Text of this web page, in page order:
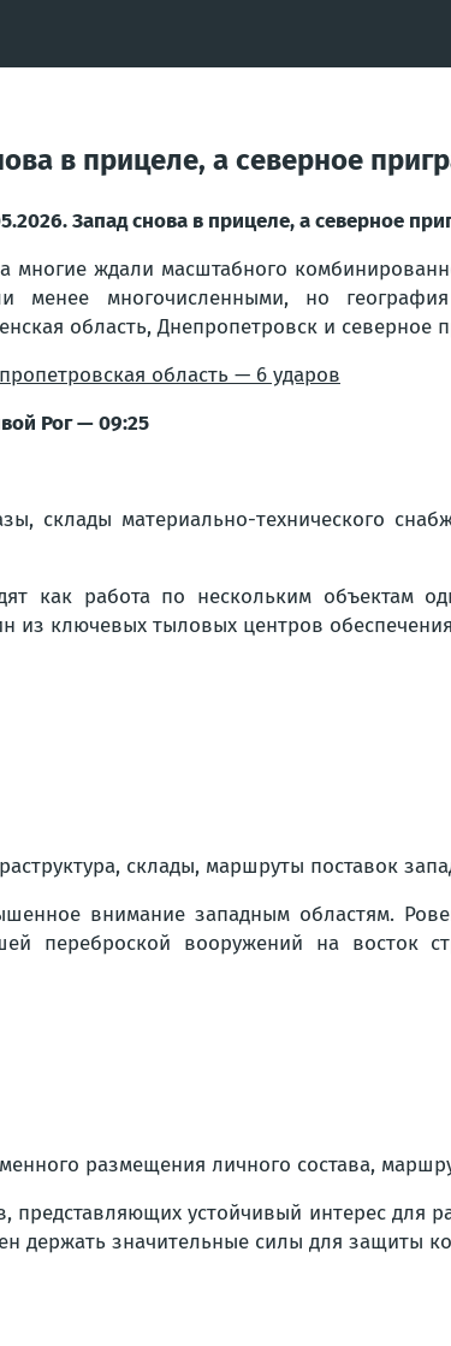
в прицеле, а северное
Запад снова в прицеле, а северное
многие ждали масштабного
менее многочисленными, но
область, Днепропетровск и северное
область — 6 ударов
Рог — 09:25
склады материально-технического
как работа по нескольким объектам
из ключевых тыловых центров
склады, маршруты поставок
внимание западным областям.
переброской вооружений на восток
размещения личного состава,
представляющих устойчивый интерес для
держать значительные силы для защиты